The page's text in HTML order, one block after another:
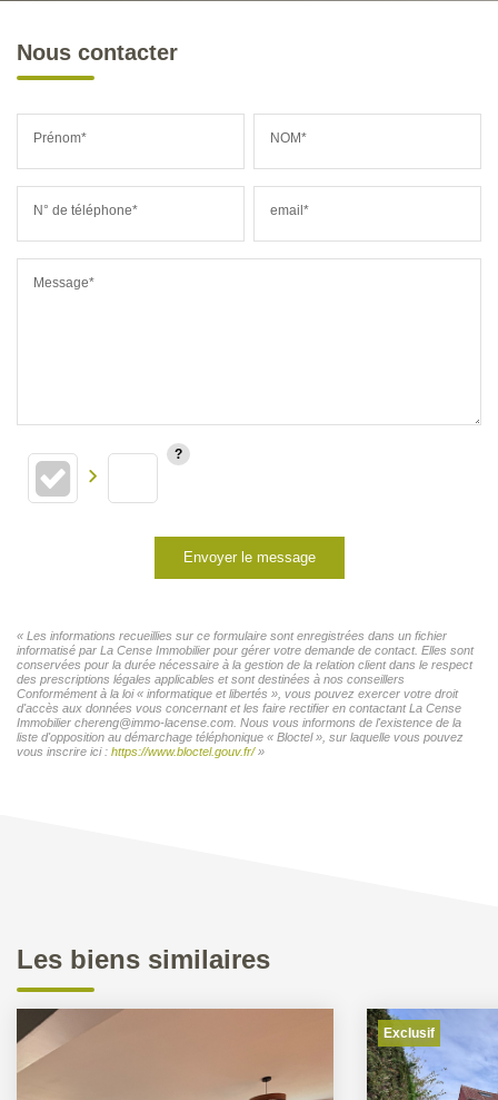
Nous contacter
Prénom* NOM*
N° de téléphone* email*
Message*
Envoyer le message
« Les informations recueillies sur ce formulaire sont enregistrées dans un fichier
informatisé par La Cense Immobilier pour gérer votre demande de contact. Elles sont
conservées pour la durée nécessaire à la gestion de la relation client dans le respect
des prescriptions légales applicables et sont destinées à nos conseillers
Conformément à la loi « informatique et libertés », vous pouvez exercer votre droit
d'accès aux données vous concernant et les faire rectifier en contactant La Cense
Immobilier chereng@immo-lacense.com. Nous vous informons de l'existence de la
liste d'opposition au démarchage téléphonique « Bloctel », sur laquelle vous pouvez
vous inscrire ici : https://www.bloctel.gouv.fr/»
Les biens similaires
Exclusif